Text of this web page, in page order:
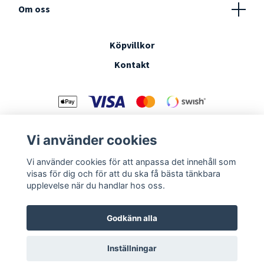
Om oss
Köpvillkor
Kontakt
© 2026 Canis natura Powered by Quickbutik
Vi använder cookies
Vi använder cookies för att anpassa det innehåll som
visas för dig och för att du ska få bästa tänkbara
upplevelse när du handlar hos oss.
Godkänn alla
Inställningar